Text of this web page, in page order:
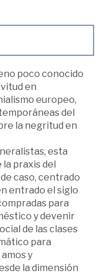
poco conocido
en
europeo,
del
la negritud en
esta
praxis del
caso, centrado
entrado el siglo
para
y devenir
de las clases
para
y
la dimensión